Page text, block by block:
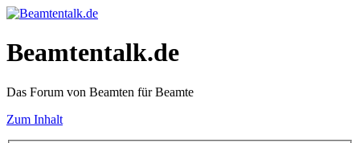
Beamtentalk.de
Das Forum von Beamten für Beamte
Zum Inhalt